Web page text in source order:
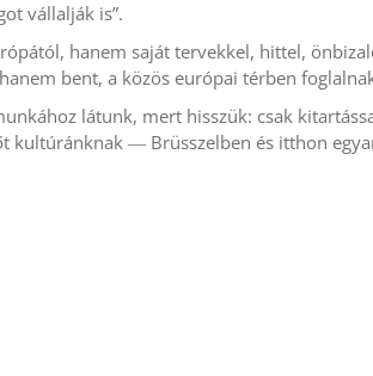
vállalják is”.​
hanem saját tervekkel, hittel,
bent, a közös európai térben
látunk, mert hisszük: csak
kultúránknak ― Brüsszelben és itthon